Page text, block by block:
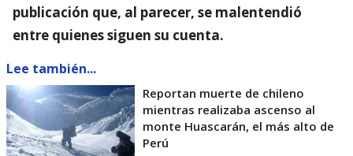
publicación que, al parecer, se malentendió
entre quienes siguen su cuenta.
Lee también...
Reportan muerte de chileno
mientras realizaba ascenso al
monte Huascarán, el más alto de
Perú